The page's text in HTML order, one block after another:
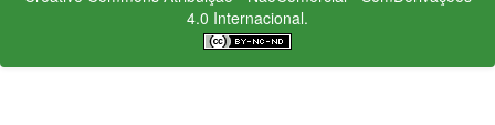
4.0 Internacional.